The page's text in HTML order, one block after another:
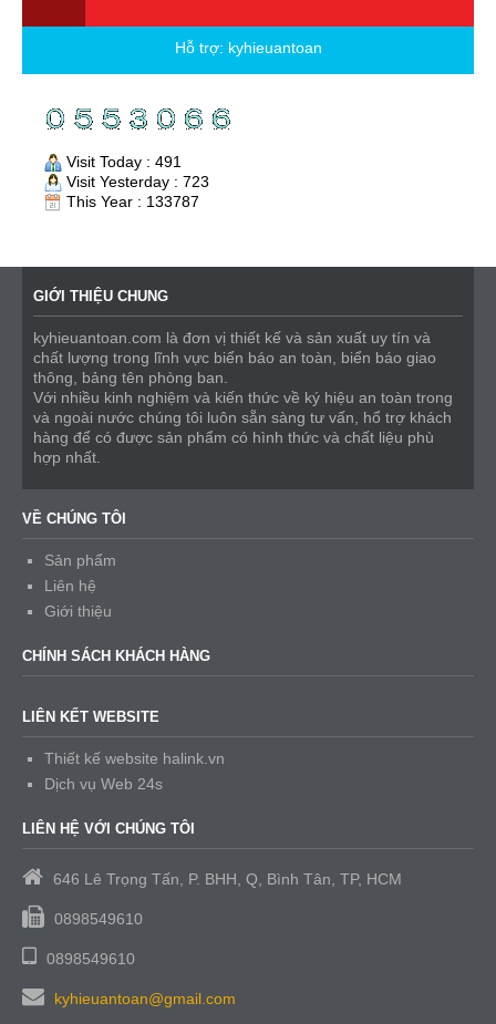
Hỗ trợ: kyhieuantoan
Visit Today : 491
Visit Yesterday : 723
This Year : 133787
GIỚI THIỆU CHUNG
kyhieuantoan.com là đơn vị thiết kế và sản xuất uy tín và
chất lượng trong lĩnh vực biển báo an toàn, biển báo giao
thông, bảng tên phòng ban.
Với nhiều kinh nghiệm và kiến thức về ký hiệu an toàn trong
và ngoài nước chúng tôi luôn sẵn sàng tư vấn, hổ trợ khách
hàng để có được sản phẩm có hình thức và chất liệu phù
hợp nhất.
VỀ CHÚNG TÔI
Sản phẩm
Liên hệ
Giới thiệu
CHÍNH SÁCH KHÁCH HÀNG
LIÊN KẾT WEBSITE
Thiết kế website halink.vn
Dịch vụ Web 24s
LIÊN HỆ VỚI CHÚNG TÔI
646 Lê Trọng Tấn, P. BHH, Q, Bình Tân, TP, HCM
0898549610
0898549610
kyhieuantoan@gmail.com